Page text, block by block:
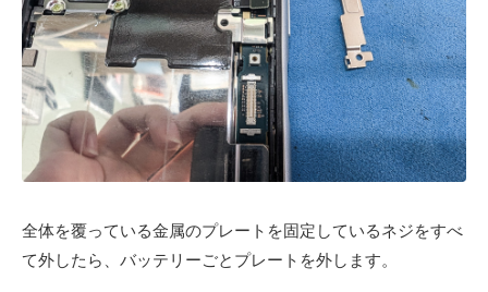
全体を覆っている金属のプレートを固定しているネジをすべ
て外したら、バッテリーごとプレートを外します。